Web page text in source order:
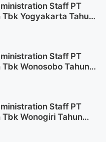
Staff PT
Yogyakarta Tahun
Staff PT
Wonosobo Tahun
Staff PT
Wonogiri Tahun